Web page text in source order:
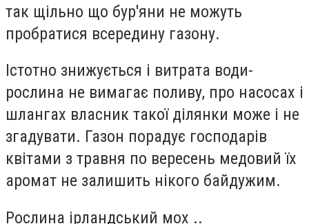
так щільно що бур'яни не можуть
пробратися всередину газону.
Істотно знижується і витрата води-
рослина не вимагає поливу, про насосах і
шлангах власник такої ділянки може і не
згадувати. Газон порадує господарів
квітами з травня по вересень медовий їх
аромат не залишить нікого байдужим.
Рослина ірландський мох ..